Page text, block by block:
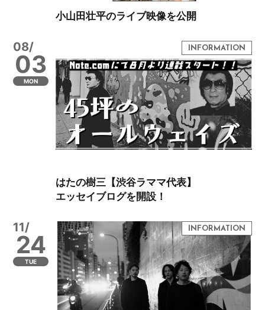
小山田壮平のライブ映像を公開
08/
03
MON
はたの樹三【渋谷ラママ代表】
エッセイブログを開設！
11/
24
TUE